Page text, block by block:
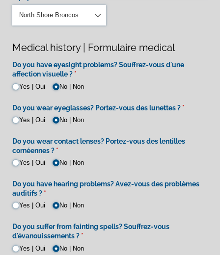
Medical history | Formulaire medical
Do you have eyesight problems? Souffrez-vous d'une
affection visuelle ? *(required)
Yes | Oui No | Non
Do you wear eyeglasses? Portez-vous des lunettes ? *(required)
Yes | Oui No | Non
Do you wear contact lenses? Portez-vous des lentilles
cornéennes ? *(required)
Yes | Oui No | Non
Do you have hearing problems? Avez-vous des problèmes
auditifs ? *(required)
Yes | Oui No | Non
Do you suffer from fainting spells? Souffrez-vous
d'évanouissements ? *(required)
Yes | Oui No | Non